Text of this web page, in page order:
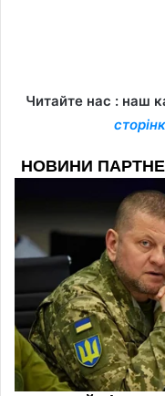
Читайте нас : наш